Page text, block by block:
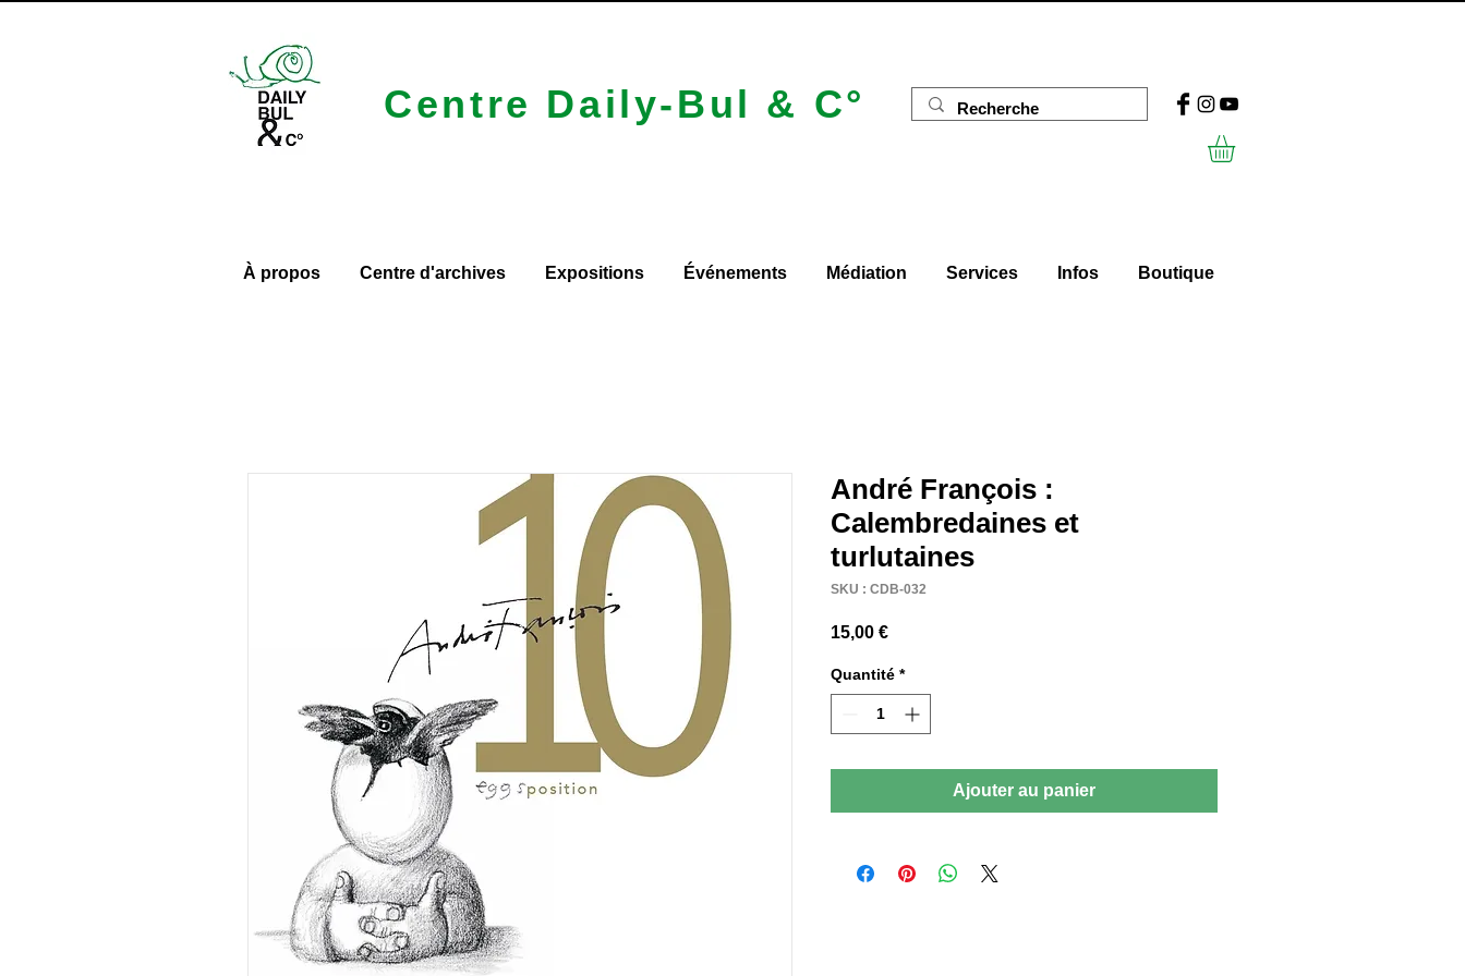
Centre Daily-Bul & C°
À propos Centre d'archives Expositions Événements Médiation Services Infos Boutique
André François :
Calembredaines et
turlutaines
SKU : CDB-032
15,00 €Prix
Quantité *
Ajouter au panier